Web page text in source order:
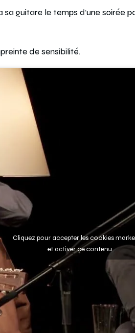
guitare le temps d’une soirée
de sensibilité.
Cliquez pour accepter les cookies
et activer ce contenu